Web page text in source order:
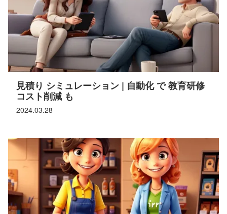
2024.03.28
見積り シミュレーション | 自動化 で 教育研修
コスト削減 も